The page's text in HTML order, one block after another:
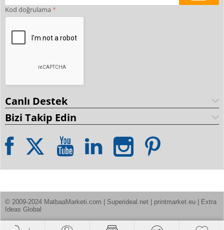
Kod doğrulama
Canlı Destek
Bizi Takip Edin
© 2009-2024 MatbaaMarketi.com | Superideal.net | printmarket.eu | Extra
Ideas Global